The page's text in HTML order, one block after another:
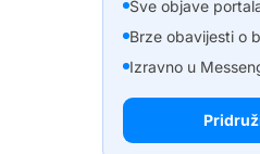
Sve objave
Brze obavijesti o
Izravno u